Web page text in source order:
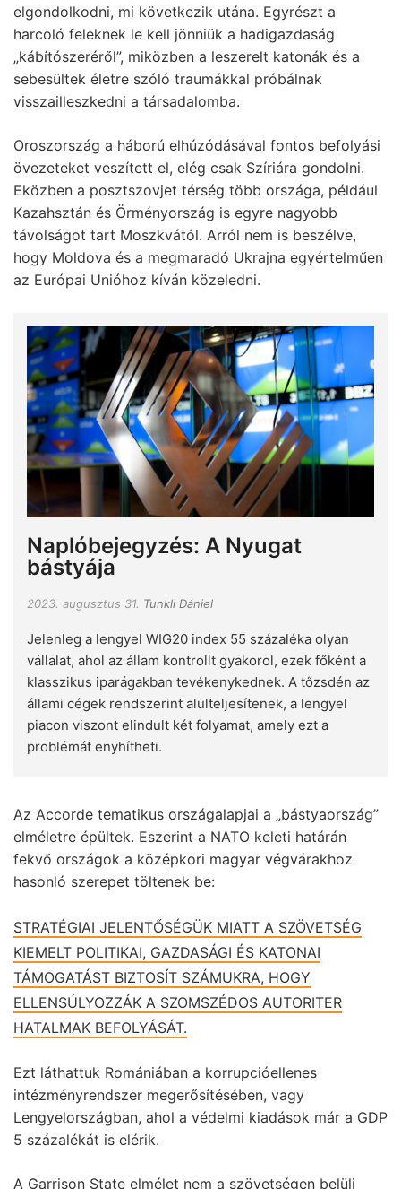
elgondolkodni, mi következik utána. Egyrészt a
harcoló feleknek le kell jönniük a hadigazdaság
„kábítószeréről”, miközben a leszerelt katonák és a
sebesültek életre szóló traumákkal próbálnak
visszailleszkedni a társadalomba.
Oroszország a háború elhúzódásával fontos befolyási
övezeteket veszített el, elég csak Szíriára gondolni.
Eközben a posztszovjet térség több országa, például
Kazahsztán és Örményország is egyre nagyobb
távolságot tart Moszkvától. Arról nem is beszélve,
hogy Moldova és a megmaradó Ukrajna egyértelműen
az Európai Unióhoz kíván közeledni.
Naplóbejegyzés: A Nyugat
bástyája
2023. augusztus 31. Tunkli Dániel
Jelenleg a lengyel WIG20 index 55 százaléka olyan
vállalat, ahol az állam kontrollt gyakorol, ezek főként a
klasszikus iparágakban tevékenykednek. A tőzsdén az
állami cégek rendszerint alulteljesítenek, a lengyel
piacon viszont elindult két folyamat, amely ezt a
problémát enyhítheti.
Az Accorde tematikus országalapjai a „bástyaország”
elméletre épültek. Eszerint a NATO keleti határán
fekvő országok a középkori magyar végvárakhoz
hasonló szerepet töltenek be:
STRATÉGIAI JELENTŐSÉGÜK MIATT A SZÖVETSÉG
KIEMELT POLITIKAI, GAZDASÁGI ÉS KATONAI
TÁMOGATÁST BIZTOSÍT SZÁMUKRA, HOGY
ELLENSÚLYOZZÁK A SZOMSZÉDOS AUTORITER
HATALMAK BEFOLYÁSÁT.
Ezt láthattuk Romániában a korrupcióellenes
intézményrendszer megerősítésében, vagy
Lengyelországban, ahol a védelmi kiadások már a GDP
5 százalékát is elérik.
A Garrison State elmélet nem a szövetségen belüli